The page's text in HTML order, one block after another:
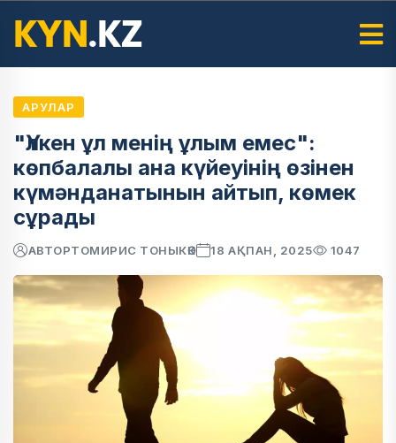
АРУЛАР
"Үлкен ұл менің ұлым емес":
көпбалалы ана күйеуінің өзінен
күмәнданатынын айтып, көмек
сұрады
АВТОРТОМИРИС ТОНЫКӨК 18 АҚПАН, 2025 1047